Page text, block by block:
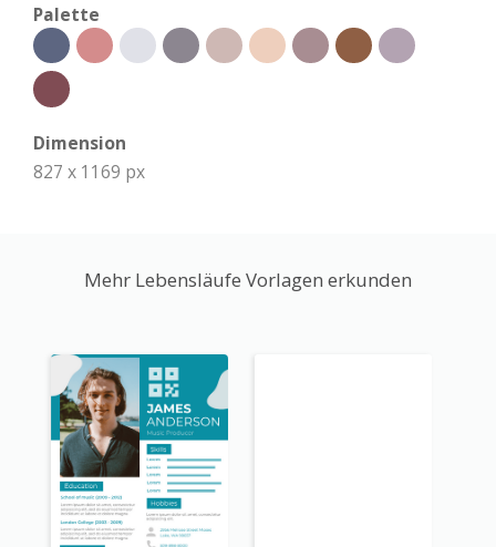
Palette
Dimension
827 x 1169 px
Mehr Lebensläufe Vorlagen erkunden